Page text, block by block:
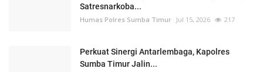
Satresnarkoba...
Humas Polres Sumba Timur Jul 15, 2026 217
Perkuat Sinergi Antarlembaga, Kapolres
Sumba Timur Jalin...